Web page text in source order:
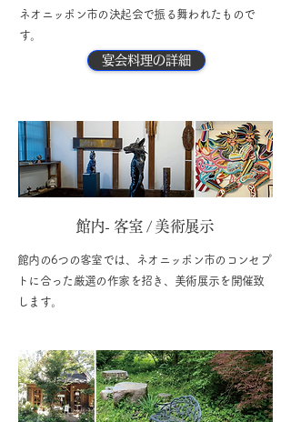
ネオニッポン市の決起会で振る舞われたもので
す。
宴会料理の詳細
館内- 客室 / 美術展示
館内の6つの客室では、ネオニッポン市のコンセプ
トに合った厳選の作家を招き、美術展示を開催致
します。